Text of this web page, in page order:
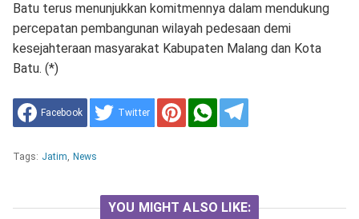
Batu terus menunjukkan komitmennya dalam mendukung
percepatan pembangunan wilayah pedesaan demi
kesejahteraan masyarakat Kabupaten Malang dan Kota
Batu. (*)
Facebook Twitter
Tags: Jatim, News
YOU MIGHT ALSO LIKE: